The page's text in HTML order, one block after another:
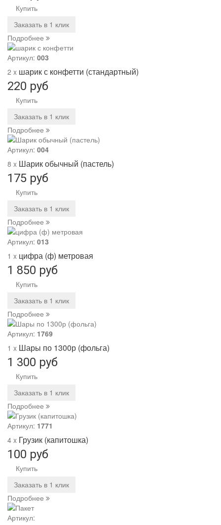
Купить
Заказать в 1 клик
Подробнее
Артикул: 003
2 x шарик с конфетти (стандартный)
220 руб
Купить
Заказать в 1 клик
Подробнее
Артикул: 004
8 x Шарик обычный (пастель)
175 руб
Купить
Заказать в 1 клик
Подробнее
Артикул: 013
1 x цифра (ф) метровая
1 850 руб
Купить
Заказать в 1 клик
Подробнее
Артикул: 1769
1 x Шары по 1300р (фольга)
1 300 руб
Купить
Заказать в 1 клик
Подробнее
Артикул: 1771
4 x Грузик (капитошка)
100 руб
Купить
Заказать в 1 клик
Подробнее
Артикул: